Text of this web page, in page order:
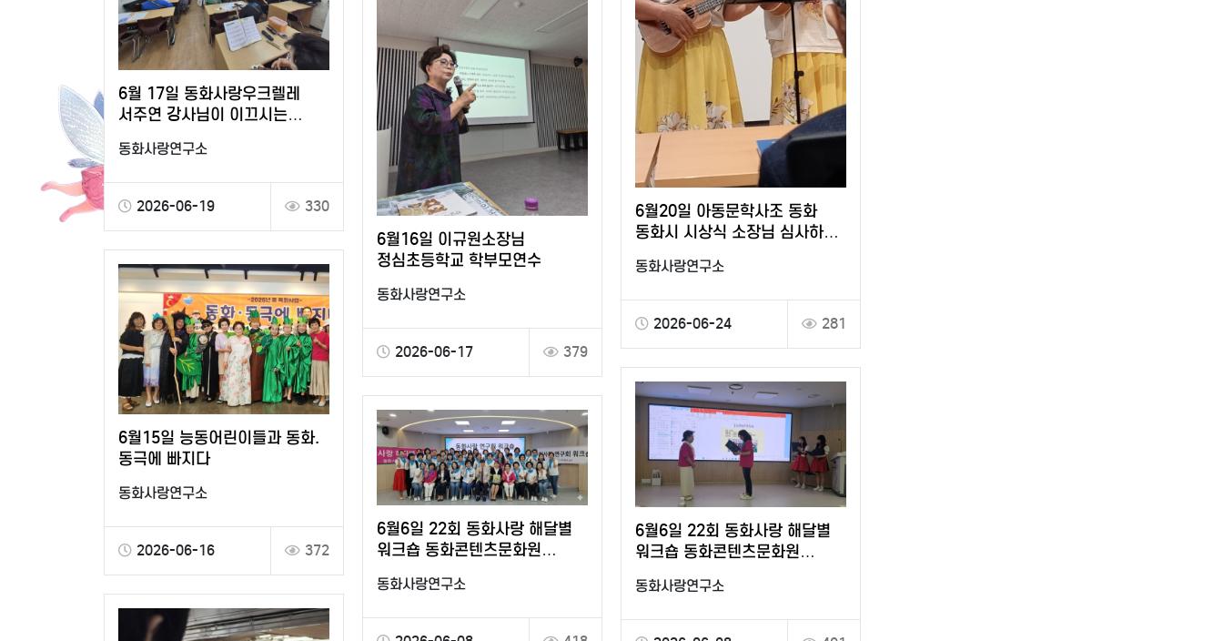
6월20일 아동문학사조 동화
동화시 시상식 소장님 심사하고
상패전달 하셨음.
동화사랑연구소
2026-06-24 281
6월 17일 동화사랑우크렐레
서주연 강사님이 이끄시는
준비 아름다운 선율과 …
동화사랑연구소
2026-06-19 330
6월16일 이규원소장님
정심초등학교 학부모연수
동화사랑연구소
2026-06-17 379
6월15일 능동어린이들과 동화.
동극에 빠지다
동화사랑연구소
2026-06-16 372
6월6일 22회 동화사랑 해달별
워크숍 동화콘텐츠문화원
이규원 이규용 이공숙 이희영…
동화사랑연구소
6월6일 22회 동화사랑 해달별
워크숍 동화콘텐츠문화원
이규원 이규용 이공숙 이희영…
동화사랑연구소